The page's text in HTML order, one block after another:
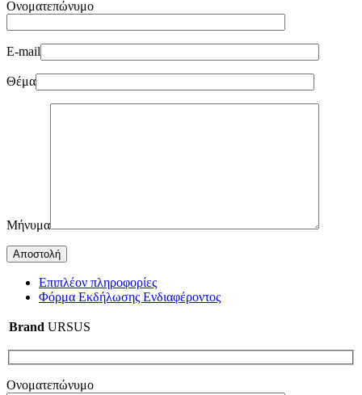
Ονοματεπώνυμο
E-mail
Θέμα
Μήνυμα
Επιπλέον πληροφορίες
Φόρμα Εκδήλωσης Ενδιαφέροντος
Brand URSUS
Ονοματεπώνυμο